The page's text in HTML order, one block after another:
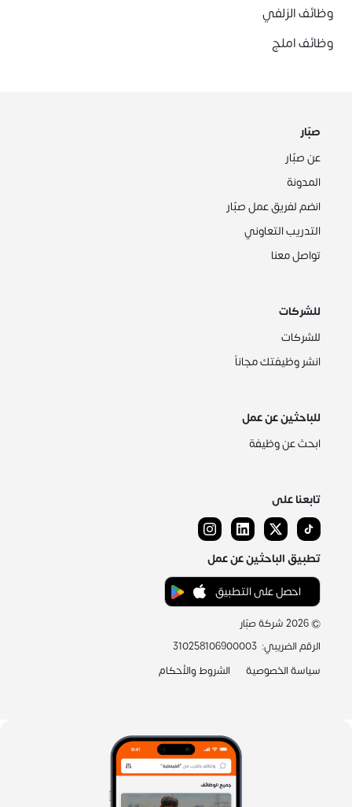
وظائف الزلفي
وظائف املج
صبّار
عن صبّار
المدونة
انضم لفريق عمل صبّار
التدريب التعاوني
تواصل معنا
للشركات
للشركات
انشر وظيفتك مجاناً
للباحثين عن عمل
ابحث عن وظيفة
تابعنا على
تطبيق الباحثين عن عمل
احصل على التطبيق
©
2026شركة صبّار
الرقم الضريبي:
310258106900003
سياسة الخصوصية
الشروط والأحكام